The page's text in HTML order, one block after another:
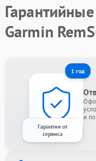
Garmin
1 год
Гарантия от
сервиса
и